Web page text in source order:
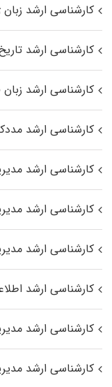
کارشناسی ارشد زبان
کارشناسی ارشد
کارشناسی ارشد زبان
کارشناسی ارشد
کارشناسی ارشد
کارشناسی ارشد
کارشناسی ارشد
کارشناسی ارشد
کارشناسی ارشد
کارشناسی ارشد